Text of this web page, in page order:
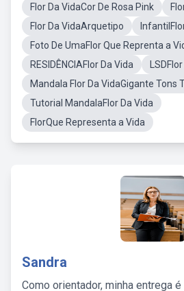
Flor Da VidaCor De Rosa Pink
Flor Da VidaArquetipo
Foto De UmaFlor Que Reprenta a
RESIDÊNCIAFlor Da Vida
Mandala Flor Da VidaGigante Tons
Tutorial MandalaFlor Da Vida
FlorQue Representa a Vida
Sandra
Como orientador, minha entrega